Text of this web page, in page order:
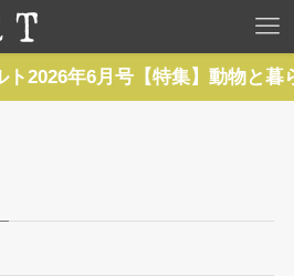
HOME
ト2026年6月号【特集】動物と